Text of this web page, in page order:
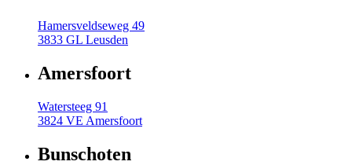
Hamersveldseweg 49
3833 GL Leusden
Amersfoort
Watersteeg 91
3824 VE Amersfoort
Bunschoten